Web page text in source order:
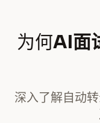
为何AI面
深入了解自动